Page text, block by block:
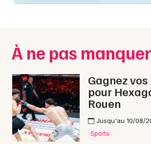
Foires & salons
Concerts
Sports
Soirées
Sorties famille
Nice
Paris
Strasbourg
Toulouse
Toutes les villes
À ne pas manquer
Gagnez
pour
Rouen
Jusqu'au 10/08/
Sports